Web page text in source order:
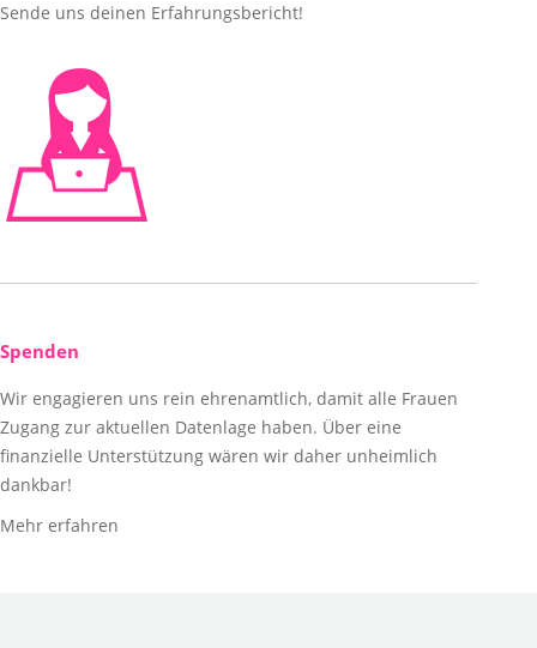
Sende uns deinen Erfahrungsbericht!
Spenden
Wir engagieren uns rein ehrenamtlich, damit alle Frauen
Zugang zur aktuellen Datenlage haben. Über eine
finanzielle Unterstützung wären wir daher unheimlich
dankbar!
Mehr erfahren